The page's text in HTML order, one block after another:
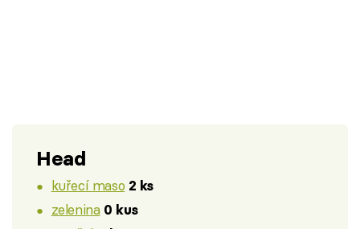
Head
kuřecí maso 2 ks
zelenina 0 kus